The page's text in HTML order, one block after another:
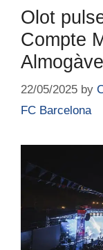
Olot
Compte
22/05/2025 by
FC Barcelona